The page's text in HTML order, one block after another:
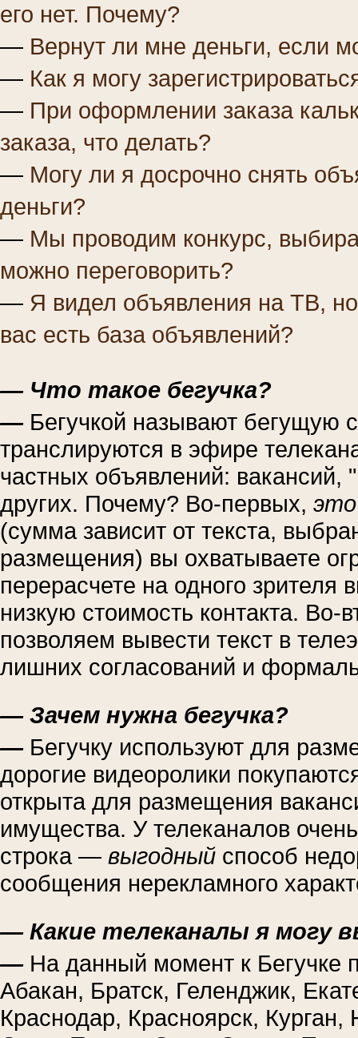
его нет. Почему?
— Вернут ли мне деньги, если
— Как я могу
— При оформлении заказа
заказа, что делать?
— Могу ли я досрочно снять
деньги?
— Мы проводим конкурс,
можно переговорить?
— Я видел объявления на ТВ,
вас есть база объявлений?
— Что такое бегучка?
— Бегучкой называют бегущую
транслируются в эфире
частных объявлений:
других. Почему? Во-первых,
(сумма зависит от текста,
размещения) вы охватываете
перерасчете на одного зрителя
низкую стоимость контакта. Во-
позволяем вывести текст в
лишних согласований и
— Зачем нужна бегучка?
— Бегучку используют для
дорогие видеоролики
открыта для размещения
имущества. У телеканалов
строка — выгодный способ
сообщения нерекламного
— Какие телеканалы я могу
— На данный момент к Бегучке
Абакан, Братск, Геленджик,
Краснодар, Красноярск,